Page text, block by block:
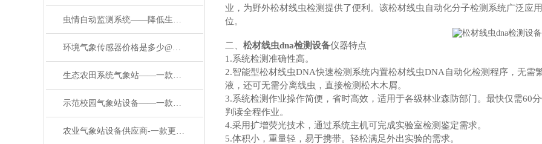
虫情自动监测系统——降低生产成本的物联网虫情测报预警系统#2024已更新
环境气象传感器价格是多少@万象环境#台风新闻
生态农田系统气象站——一款夸夸其谈的小气候农田监测仪器/直送2024
示范校园气象站设备——一款妙趣横生的学校安装气象站#2024已更新
农业气象站设备供应商-一款更上一层楼智慧农业气象站监测方案#2023已更新
业，为野外松材线虫检测提供了便利。该松材线虫自动化分子检测系统广泛应
位。
二、 松材线虫dna检测设备仪器特点
1.系统检测准确性高。
2.智能型松材线虫DNA快速检测系统内置松材线虫DNA自动化检测程序，无
液，还可无需分离线虫，直接检测松木木屑。
3.系统检测作业操作简便，省时高效，适用于各级林业森防部门。最快仅需60
判读全程作业。
4.采用扩增荧光技术，通过系统主机可完成实验室检测鉴定需求。
5.体积小，重量轻，易于携带。轻松满足外出实验的需求。